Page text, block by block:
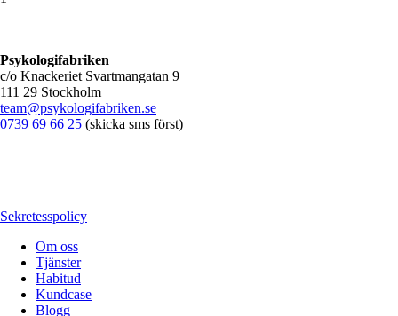
Psykologifabriken
c/o Knackeriet Svartmangatan 9
111 29 Stockholm
team@psykologifabriken.se
0739 69 66 25 (skicka sms först)
Sekretesspolicy
Om oss
Tjänster
Habitud
Kundcase
Blogg